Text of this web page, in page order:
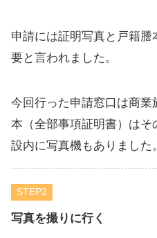
申請には証明写真と戸籍
要と言われました。
今回行った申請窓口は商
本（全部事項証明書）は
設内に写真機もありました。
STEP
写真を撮りに行く